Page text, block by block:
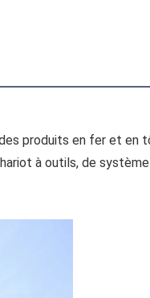
produits en fer et en
à outils, de